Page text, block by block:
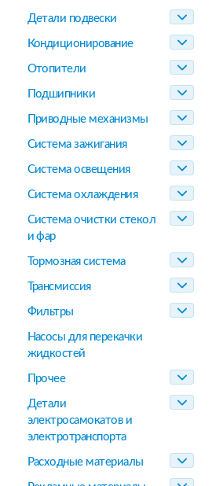
Детали подвески
Кондиционирование
Отопители
Подшипники
Приводные механизмы
Система зажигания
Система освещения
Система охлаждения
Система очистки стекол
и фар
Тормозная система
Трансмиссия
Фильтры
Насосы для перекачки
жидкостей
Прочее
Детали
электросамокатов и
электротранспорта
Расходные материалы